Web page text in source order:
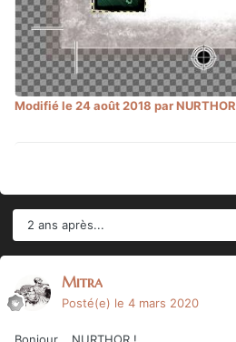
Modifiéle 24 août 2018 par NURTHOR
2 ans après...
Mitra
Posté(e) le 4 mars 2020